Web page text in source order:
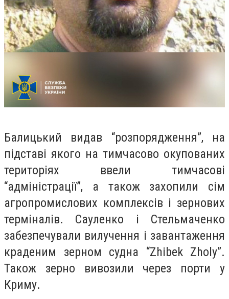
Балицький видав “розпорядження”, на
підставі якого на тимчасово окупованих
територіях ввели тимчасові
“адміністрації”, а також захопили сім
агропромислових комплексів і зернових
терміналів. Сауленко і Стельмаченко
забезпечували вилучення і завантаження
краденим зерном судна “Zhibek Zholy”.
Також зерно вивозили через порти у
Криму.